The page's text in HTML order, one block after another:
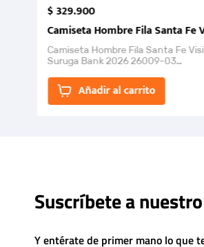
$329.900
Camiseta Hombre Fila Santa
Camiseta Hombre Fila Santa Fe
Suruga Bank 2026 26009-03
la Et...
Añadir al carrito
Suscríbete a
Y entérate de primer mano lo que